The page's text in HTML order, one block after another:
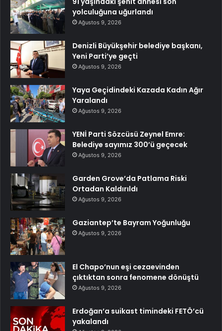
yolculuğuna uğurlandı
Ağustos 9, 2026
Denizli Büyükşehir belediye başkanı,
Yeni Parti’ye geçti
Ağustos 9, 2026
Yaya Geçidindeki Kazada Kadın Ağır
Yaralandı
Ağustos 9, 2026
YENİ Parti Sözcüsü Zeynel Emre:
Belediye sayımız 300’ü geçecek
Ağustos 9, 2026
Garden Grove’da Patlama Riski
Ortadan Kaldırıldı
Ağustos 9, 2026
Gaziantep’te Bayram Yoğunluğu
Ağustos 9, 2026
El Chapo’nun eşi cezaevinden
çıktıktan sonra fenomene dönüştü
Ağustos 9, 2026
Erdoğan’a suikast timindeki FETÖ’cü
yakalandı